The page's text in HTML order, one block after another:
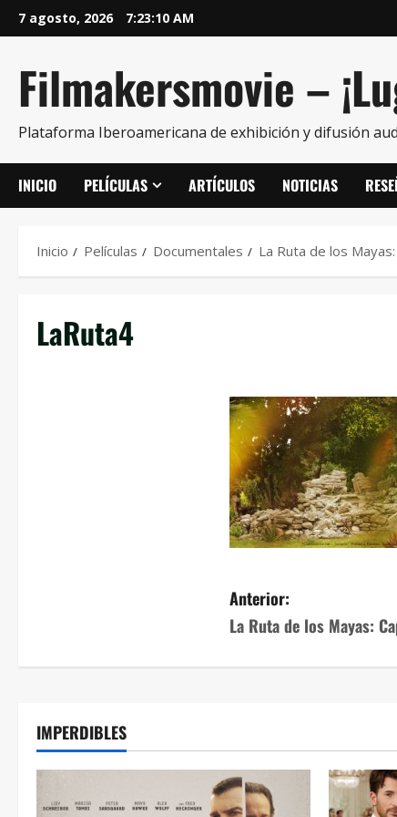
7 agosto, 2026 7:23:11 AM
Filmakersmovie –
Plataforma Iberoamericana de exhibición y difusión
INICIO PELÍCULAS ARTÍCULOS NOTICIAS
Inicio Películas Documentales La Ruta de los
LaRuta4
Anterior:
La Ruta de los Mayas:
IMPERDIBLES